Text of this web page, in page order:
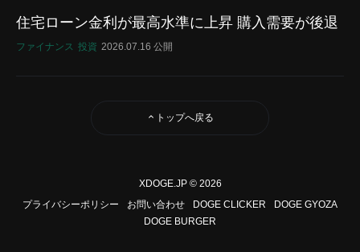
住宅ローン金利が最高水準に上昇 購入需要が後退
ファイナンス 投資 2026.07.16 公開
トップへ戻る
XDOGE.JP © 2026
プライバシーポリシー
お問い合わせ DOGE CLICKER
DOGE GYOZA
DOGE BURGER